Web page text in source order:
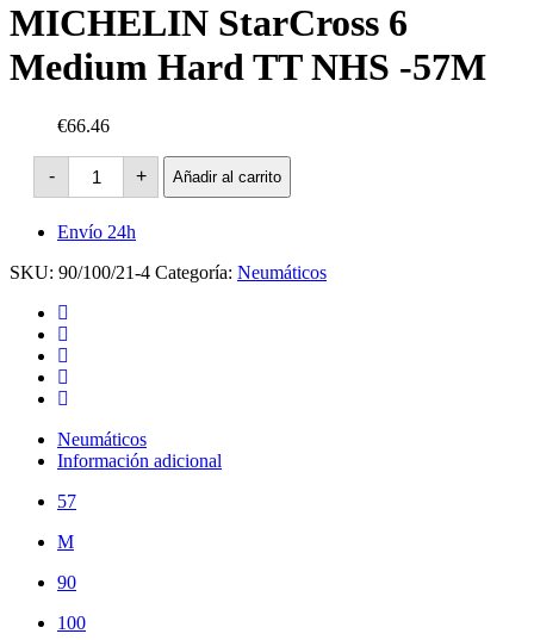
MICHELIN StarCross 6
Medium Hard TT NHS -57M
€66.46
-
MICHELIN
StarCross
6
Medium
Hard
NHS
+ Añadir al carrito
Envío 24h
SKU: 90/100/21-4 Categoría: Neumáticos
Neumáticos
Información adicional
57
M
90
100